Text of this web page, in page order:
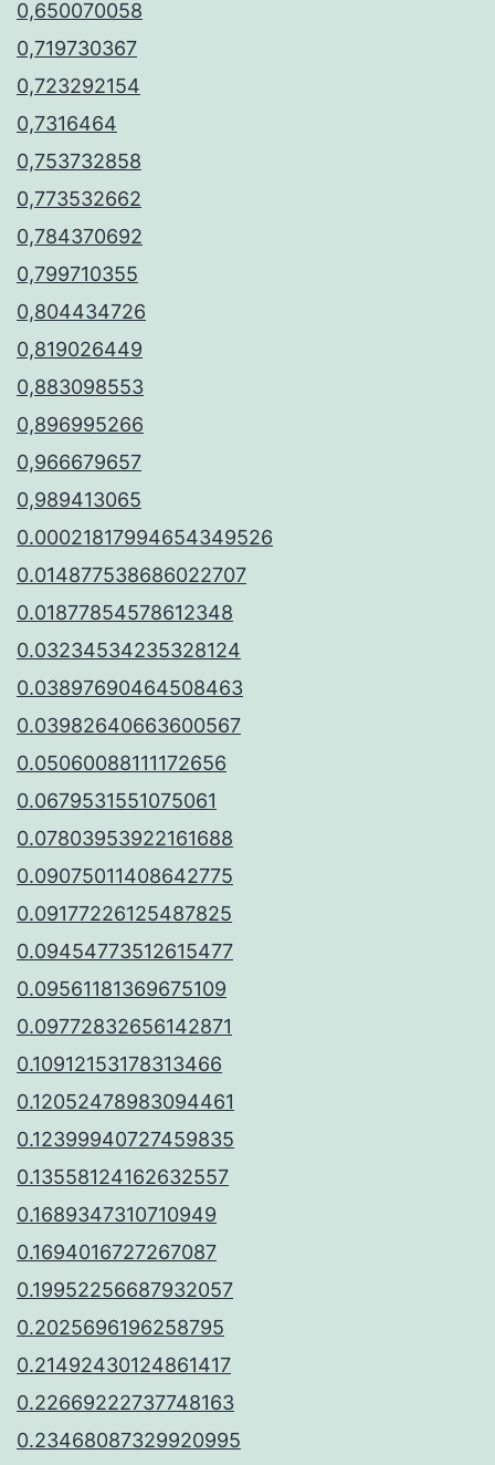
0,650070058
0,719730367
0,723292154
0,7316464
0,753732858
0,773532662
0,784370692
0,799710355
0,804434726
0,819026449
0,883098553
0,896995266
0,966679657
0,989413065
0.00021817994654349526
0.014877538686022707
0.01877854578612348
0.03234534235328124
0.03897690464508463
0.03982640663600567
0.05060088111172656
0.0679531551075061
0.07803953922161688
0.09075011408642775
0.09177226125487825
0.09454773512615477
0.09561181369675109
0.09772832656142871
0.10912153178313466
0.12052478983094461
0.12399940727459835
0.13558124162632557
0.1689347310710949
0.1694016727267087
0.19952256687932057
0.2025696196258795
0.21492430124861417
0.22669222737748163
0.23468087329920995